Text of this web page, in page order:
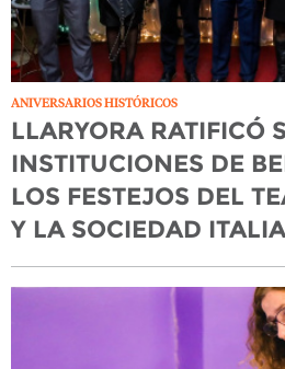
ANIVERSARIOS HISTÓRICOS
LLARYORA RATIFICÓ
INSTITUCIONES DE
LOS FESTEJOS DEL
Y LA SOCIEDAD